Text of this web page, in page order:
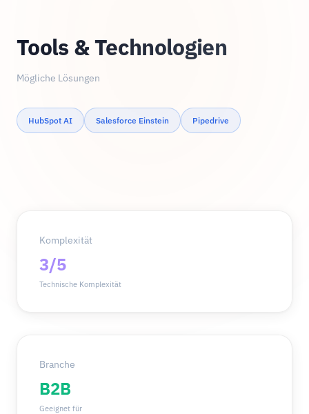
Tools & Technologien
Mögliche Lösungen
HubSpot AI Salesforce Einstein Pipedrive
Komplexität
3/5
Technische Komplexität
Branche
B2B
Geeignet für